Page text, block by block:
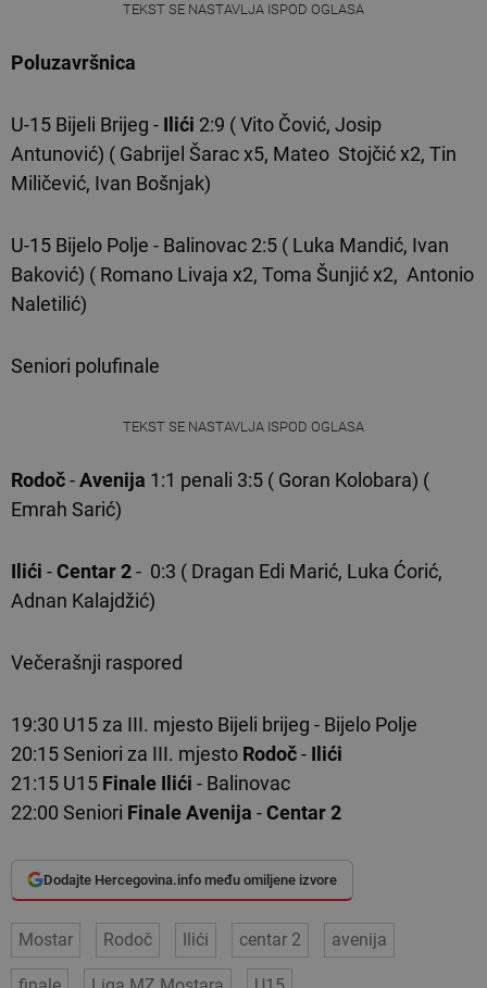
TEKST SE NASTAVLJA ISPOD OGLASA
Poluzavršnica
U-15 Bijeli Brijeg - Ilići 2:9 ( Vito Čović, Josip
Antunović) ( Gabrijel Šarac x5, Mateo Stojčić x2, Tin
Miličević, Ivan Bošnjak)
U-15 Bijelo Polje - Balinovac 2:5 ( Luka Mandić, Ivan
Baković) ( Romano Livaja x2, Toma Šunjić x2, Antonio
Naletilić)
Seniori polufinale
TEKST SE NASTAVLJA ISPOD OGLASA
Rodoč-Avenija 1:1 penali 3:5 ( Goran Kolobara) (
Emrah Sarić)
Ilići -Centar 2- 0:3 ( Dragan Edi Marić, Luka Ćorić,
Adnan Kalajdžić)
Večerašnji raspored
19:30 U15 za III. mjesto Bijeli brijeg - Bijelo Polje
20:15 Seniori za III. mjesto Rodoč- Ilići
21:15 U15 Finale Ilići - Balinovac
22:00 Seniori FinaleAvenija -Centar 2
Dodajte Hercegovina.info među omiljene izvore
Mostar Rodoč Ilići centar 2 avenija